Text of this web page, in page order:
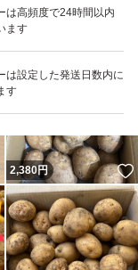
は高頻度で24時間以内
ます
は設定した発送日数内に
す
いいね！
1,600
いいね！
2,380円